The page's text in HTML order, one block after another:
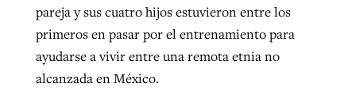
pareja y sus cuatro hijos estuvieron entre los
primeros en pasar por el entrenamiento para
ayudarse a vivir entre una remota etnia no
alcanzada en México.